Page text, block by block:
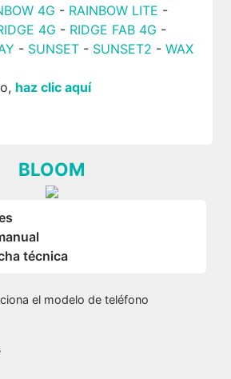
4G - RAINBOW LITE -
4G - RIDGE FAB 4G -
- SUNSET- SUNSET2 - WAX
haz clic aquí
BLOOM
técnica
el modelo de teléfono